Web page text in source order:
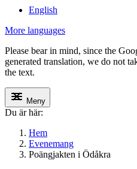
English
More languages
Please bear in mind, since the
generated translation, we do not
the text.
Meny
Du är här:
Hem
Evenemang
Poängjakten i Ödåkra